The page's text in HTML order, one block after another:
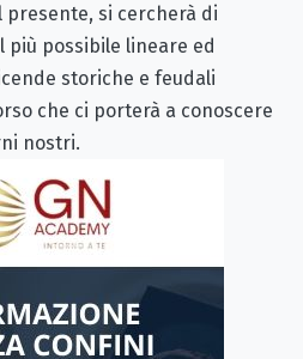
presente, si cercherà di
più possibile lineare ed
storiche e feudali
che ci porterà a conoscere
nostri.